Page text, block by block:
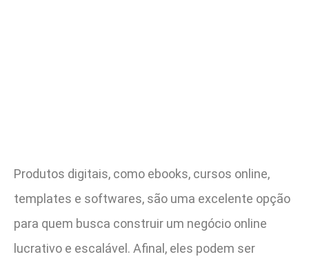
Produtos digitais, como ebooks, cursos online,
templates e softwares, são uma excelente opção
para quem busca construir um negócio online
lucrativo e escalável. Afinal, eles podem ser